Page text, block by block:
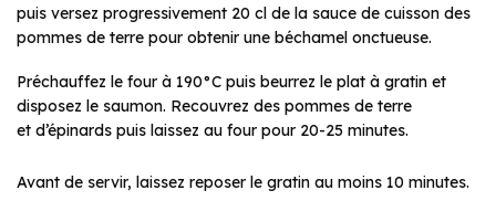
puis versez progressivement 20 cl de la sauce de cuisson des
pommes de terre pour obtenir une béchamel onctueuse.
Préchauffez le four à 190°C puis beurrez le plat à gratin et
disposez le saumon. Recouvrez des pommes de terre
et d’épinards puis laissez au four pour 20-25 minutes.
Avant de servir, laissez reposer le gratin au moins 10 minutes.